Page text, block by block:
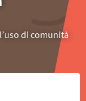
di comunità